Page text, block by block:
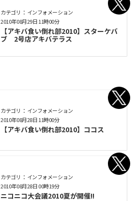
カテゴリ： インフォメーション
【アキバ食い倒れ部2010】スターケバ
ブ 2号店アキバテラス
2010年08月29日 11時00分
カテゴリ： インフォメーション
【アキバ食い倒れ部2010】ココス
2010年08月28日 11時00分
カテゴリ： インフォメーション
ニコニコ大会議2010夏が開催!!
2010年08月28日 00時19分